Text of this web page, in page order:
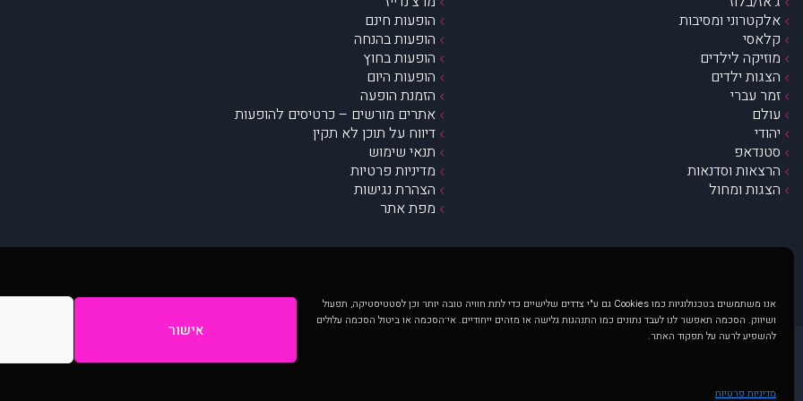
אנו משתמשים בטכנולוגיות כמו Cookies גם ע"י צדדים שלישיים כדי לתת חוויה טובה יותר וכן לסטטיסטיקה, תפעול
ושיווק. הסכמה תאפשר לנו לעבד נתונים כמו התנהגות גלישה או מזהים ייחודיים. אי־הסכמה או ביטול הסכמה עלולים
להשפיע לרעה על תפקוד האתר.
אישור
מדיניות פרטיות
אלקטרוני ומסיבות
קלאסי
מוזיקה לילדים
הצגות ילדים
זמר עברי
עולם
יהודי
סטנדאפ
הרצאות וסדנאות
הצגות ומחול
הופעות חינם
הופעות בהנחה
הופעות בחוץ
הופעות היום
הזמנת הופעה
אתרים מורשים – כרטיסים להופעות
דיווח על תוכן לא תקין
תנאי שימוש
מדיניות פרטיות
הצהרת נגישות
מפת אתר